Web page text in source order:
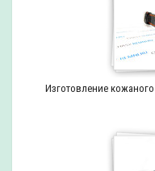
Изготовление